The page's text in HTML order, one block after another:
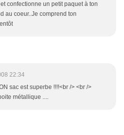
confectionne un petit paquet à ton
au coeur..Je comprend ton
22:34
sac est superbe !!!!<br /> <br />
métallique ....